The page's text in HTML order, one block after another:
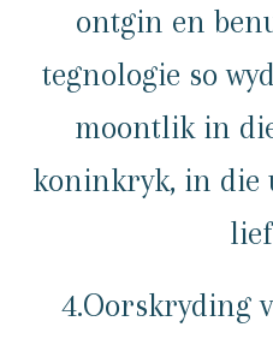
ontgin en
tegnologie so
moontlik in
koninkryk, in die
4.Oorskryding